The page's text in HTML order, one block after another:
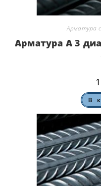
Арматура
Арматура А 3
В